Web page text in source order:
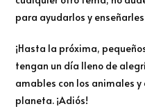
para ayudarlos y
¡Hasta la próxima,
tengan un día lleno de
amables con los animales
planeta. ¡Adiós!